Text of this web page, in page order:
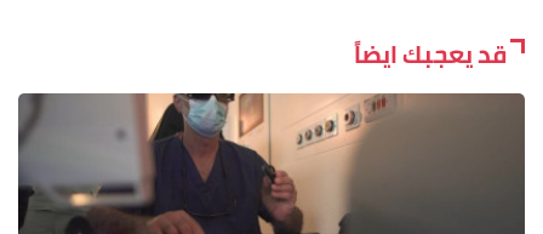
قد يعجبك ايضاً